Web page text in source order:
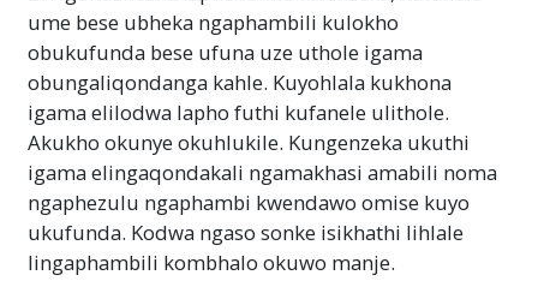
ume bese ubheka ngaphambili kulokho
obukufunda bese ufuna uze uthole igama
obungaliqondanga kahle. Kuyohlala kukhona
igama elilodwa lapho futhi kufanele ulithole.
Akukho okunye okuhlukile. Kungenzeka ukuthi
igama elingaqondakali ngamakhasi amabili noma
ngaphezulu ngaphambi kwendawo omise kuyo
ukufunda. Kodwa ngaso sonke isikhathi lihlale
lingaphambili kombhalo okuwo manje.